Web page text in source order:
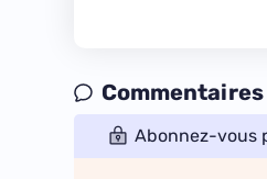
Abonnez-vous